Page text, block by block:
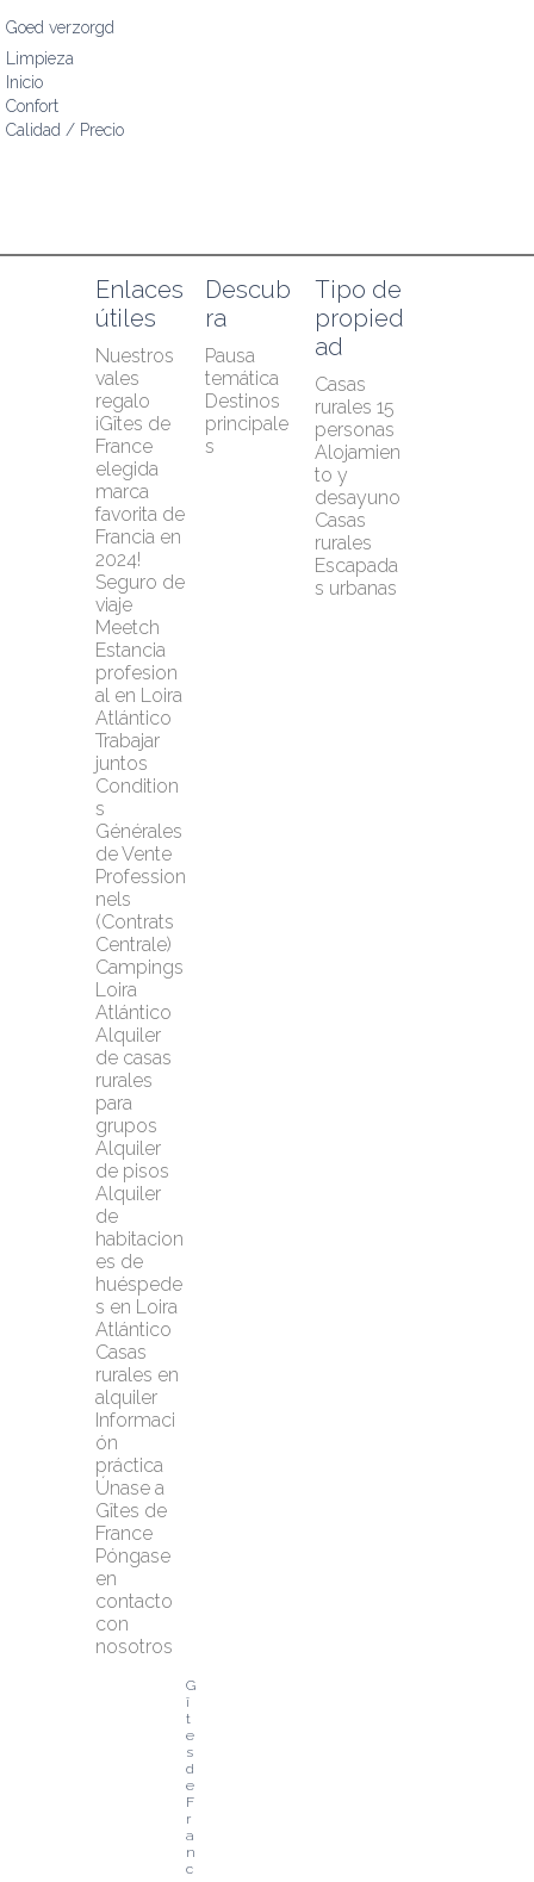
Goed verzorgd
Limpieza
Inicio
Confort
Calidad / Precio
Enlaces
útiles
Nuestros
vales
regalo
¡Gîtes de
France
elegida
marca
favorita de
Francia en
2024!
Seguro de
viaje
Meetch
Estancia
profesion
al en Loira
Atlántico
Trabajar
juntos
Condition
s
Générales
de Vente
Profession
nels
(Contrats
Centrale)
Campings
Loira
Atlántico
Alquiler
de casas
rurales
para
grupos
Alquiler
de pisos
Alquiler
de
habitacion
es de
huéspede
s en Loira
Atlántico
Casas
rurales en
alquiler
Informaci
ón
práctica
Únase a
Gîtes de
France
Póngase
en
contacto
con
nosotros
Descub
ra
Pausa
temática
Destinos
principale
s
Tipo de
propied
ad
Casas
rurales 15
personas
Alojamien
to y
desayuno
Casas
rurales
Escapada
s urbanas
G
î
t
e
s
d
e
F
r
a
n
c